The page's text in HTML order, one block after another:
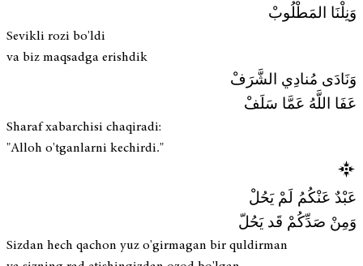
وَنِلْنَا المَطْلُوبْ
Sevikli rozi bo'ldi
va biz maqsadga erishdik
وَنَادَى مُنادِي الشَّرَفْ
عَفَا اللَّهُ عَمَّا سَلَفْ
Sharaf xabarchisi chaqiradi:
"Alloh o'tganlarni kechirdi."
عَبْدٌ عَنْكُمُ لَمْ يَحُلْ
وَمِنْ صَدِّكُمْ قَد يَحُلّ
Sizdan hech qachon yuz o'girmagan bir quldirman